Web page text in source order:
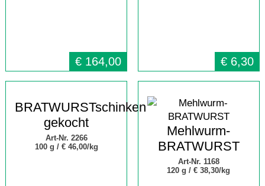
€ 164,00 € 6,30
BRATWURSTschinken
gekocht
Art-Nr. 2266
100 g / € 46,00/kg
Mehlwurm-
BRATWURST
Art-Nr. 1168
120 g /€ 38,30/kg